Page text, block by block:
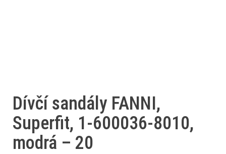
Dívčí sandály FANNI,
Superfit, 1-600036-8010,
modrá – 20